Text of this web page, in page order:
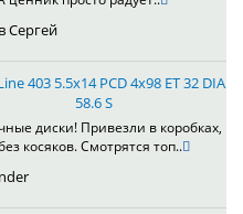
Сергей
403 5.5x14 PCD 4x98 ET 32 DIA
58.6 S
диски! Привезли в коробках,
косяков. Смотрятся топ..